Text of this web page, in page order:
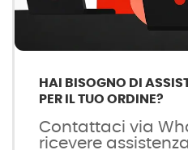
HAI BISOGNO DI
PER IL TUO ORDINE?
Contattaci via
ricevere assistenza